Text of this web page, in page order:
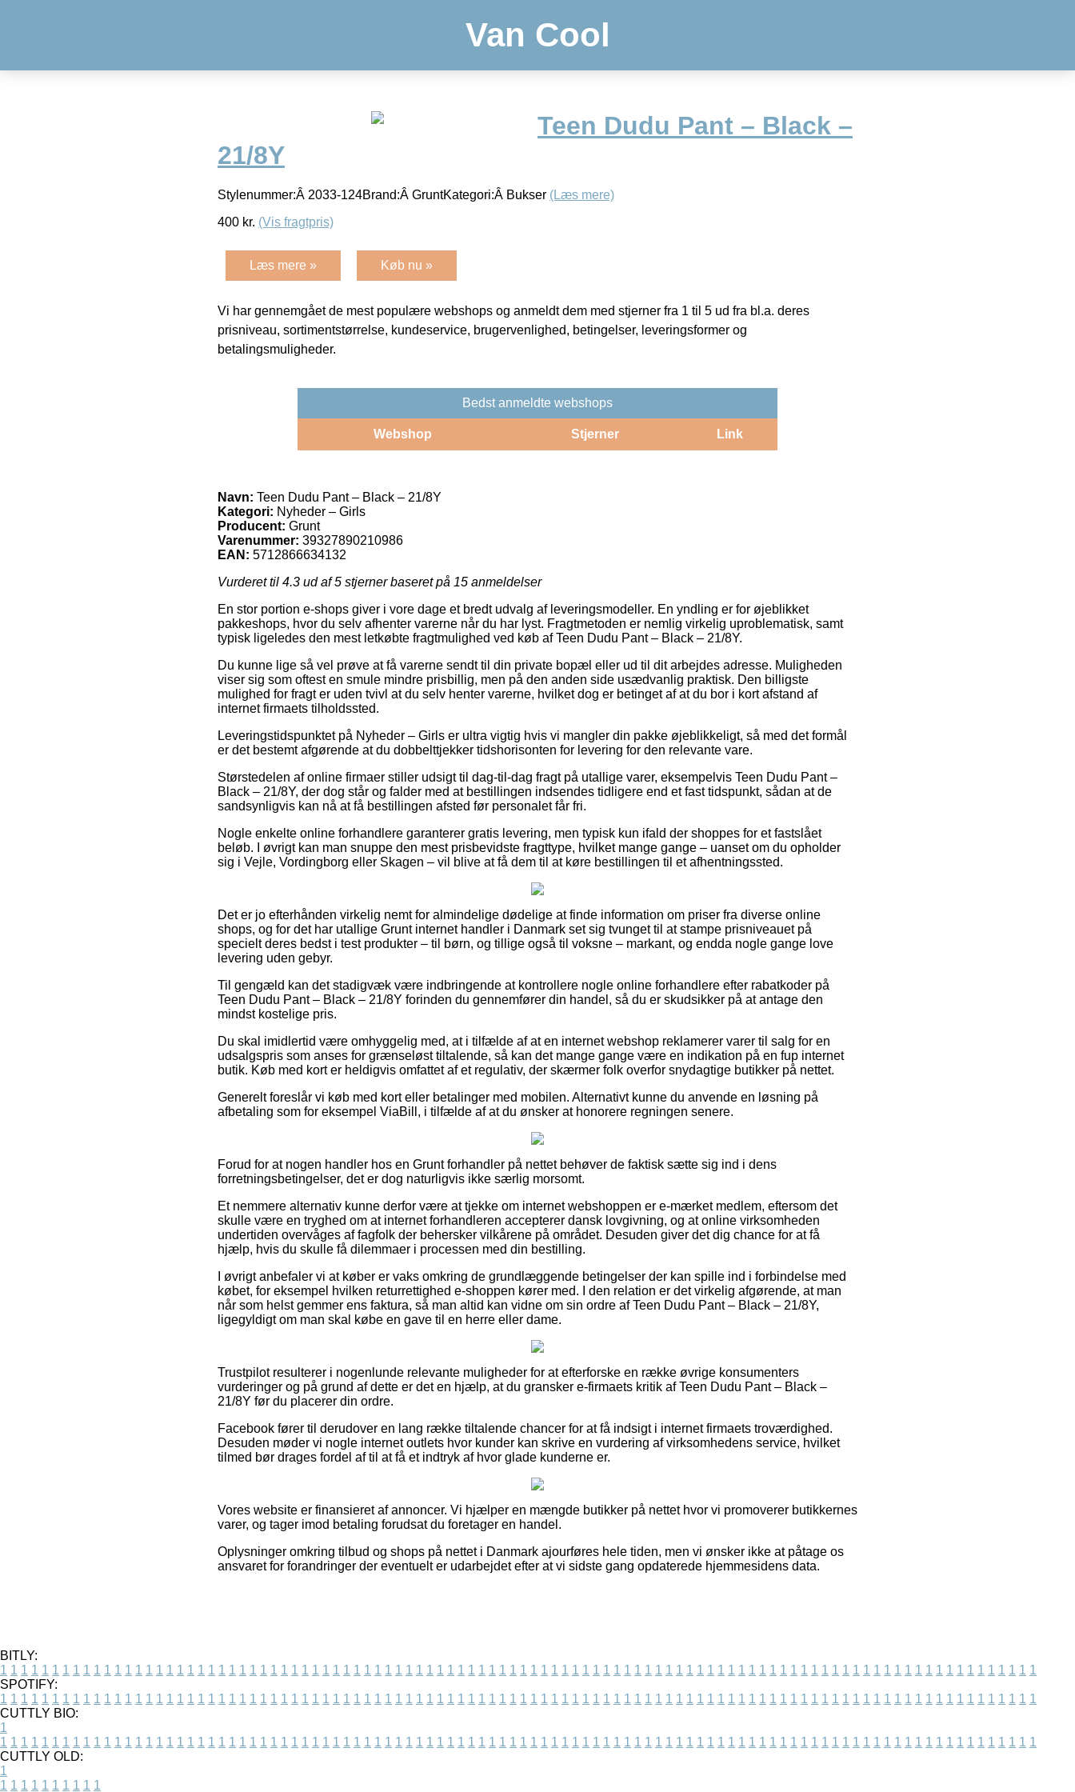
Van Cool
Teen Dudu Pant – Black –
21/8Y
Stylenummer:Â 2033-124Brand:Â GruntKategori:Â Bukser (Læs mere)
400 kr. (Vis fragtpris)
Læs mere » Køb nu »
Vi har gennemgået de mest populære webshops og anmeldt dem med stjerner fra 1 til 5 ud fra bl.a. deres
prisniveau, sortimentstørrelse, kundeservice, brugervenlighed, betingelser, leveringsformer og
betalingsmuligheder.
Bedst anmeldte webshops
Webshop Stjerner Link
Navn: Teen Dudu Pant – Black – 21/8Y
Kategori: Nyheder – Girls
Producent: Grunt
Varenummer: 39327890210986
EAN: 5712866634132
Vurderet til 4.3 ud af 5 stjerner baseret på 15 anmeldelser
En stor portion e-shops giver i vore dage et bredt udvalg af leveringsmodeller. En yndling er for øjeblikket
pakkeshops, hvor du selv afhenter varerne når du har lyst. Fragtmetoden er nemlig virkelig uproblematisk, samt
typisk ligeledes den mest letkøbte fragtmulighed ved køb af Teen Dudu Pant – Black – 21/8Y.
Du kunne lige så vel prøve at få varerne sendt til din private bopæl eller ud til dit arbejdes adresse. Muligheden
viser sig som oftest en smule mindre prisbillig, men på den anden side usædvanlig praktisk. Den billigste
mulighed for fragt er uden tvivl at du selv henter varerne, hvilket dog er betinget af at du bor i kort afstand af
internet firmaets tilholdssted.
Leveringstidspunktet på Nyheder – Girls er ultra vigtig hvis vi mangler din pakke øjeblikkeligt, så med det formål
er det bestemt afgørende at du dobbelttjekker tidshorisonten for levering for den relevante vare.
Størstedelen af online firmaer stiller udsigt til dag-til-dag fragt på utallige varer, eksempelvis Teen Dudu Pant –
Black – 21/8Y, der dog står og falder med at bestillingen indsendes tidligere end et fast tidspunkt, sådan at de
sandsynligvis kan nå at få bestillingen afsted før personalet får fri.
Nogle enkelte online forhandlere garanterer gratis levering, men typisk kun ifald der shoppes for et fastslået
beløb. I øvrigt kan man snuppe den mest prisbevidste fragttype, hvilket mange gange – uanset om du opholder
sig i Vejle, Vordingborg eller Skagen – vil blive at få dem til at køre bestillingen til et afhentningssted.
Det er jo efterhånden virkelig nemt for almindelige dødelige at finde information om priser fra diverse online
shops, og for det har utallige Grunt internet handler i Danmark set sig tvunget til at stampe prisniveauet på
specielt deres bedst i test produkter – til børn, og tillige også til voksne – markant, og endda nogle gange love
levering uden gebyr.
Til gengæld kan det stadigvæk være indbringende at kontrollere nogle online forhandlere efter rabatkoder på
Teen Dudu Pant – Black – 21/8Y forinden du gennemfører din handel, så du er skudsikker på at antage den
mindst kostelige pris.
Du skal imidlertid være omhyggelig med, at i tilfælde af at en internet webshop reklamerer varer til salg for en
udsalgspris som anses for grænseløst tiltalende, så kan det mange gange være en indikation på en fup internet
butik. Køb med kort er heldigvis omfattet af et regulativ, der skærmer folk overfor snydagtige butikker på nettet.
Generelt foreslår vi køb med kort eller betalinger med mobilen. Alternativt kunne du anvende en løsning på
afbetaling som for eksempel ViaBill, i tilfælde af at du ønsker at honorere regningen senere.
Forud for at nogen handler hos en Grunt forhandler på nettet behøver de faktisk sætte sig ind i dens
forretningsbetingelser, det er dog naturligvis ikke særlig morsomt.
Et nemmere alternativ kunne derfor være at tjekke om internet webshoppen er e-mærket medlem, eftersom det
skulle være en tryghed om at internet forhandleren accepterer dansk lovgivning, og at online virksomheden
undertiden overvåges af fagfolk der behersker vilkårene på området. Desuden giver det dig chance for at få
hjælp, hvis du skulle få dilemmaer i processen med din bestilling.
I øvrigt anbefaler vi at køber er vaks omkring de grundlæggende betingelser der kan spille ind i forbindelse med
købet, for eksempel hvilken returrettighed e-shoppen kører med. I den relation er det virkelig afgørende, at man
når som helst gemmer ens faktura, så man altid kan vidne om sin ordre af Teen Dudu Pant – Black – 21/8Y,
ligegyldigt om man skal købe en gave til en herre eller dame.
Trustpilot resulterer i nogenlunde relevante muligheder for at efterforske en række øvrige konsumenters
vurderinger og på grund af dette er det en hjælp, at du gransker e-firmaets kritik af Teen Dudu Pant – Black –
21/8Y før du placerer din ordre.
Facebook fører til derudover en lang række tiltalende chancer for at få indsigt i internet firmaets troværdighed.
Desuden møder vi nogle internet outlets hvor kunder kan skrive en vurdering af virksomhedens service, hvilket
tilmed bør drages fordel af til at få et indtryk af hvor glade kunderne er.
Vores website er finansieret af annoncer. Vi hjælper en mængde butikker på nettet hvor vi promoverer butikkernes
varer, og tager imod betaling forudsat du foretager en handel.
Oplysninger omkring tilbud og shops på nettet i Danmark ajourføres hele tiden, men vi ønsker ikke at påtage os
ansvaret for forandringer der eventuelt er udarbejdet efter at vi sidste gang opdaterede hjemmesidens data.
BITLY:
1 1 1 1 1 1 1 1 1 1 1 1 1 1 1 1 1 1 1 1 1 1 1 1 1 1 1 1 1 1 1 1 1 1 1 1 1 1 1 1 1 1 1 1 1 1 1 1 1 1 1 1 1 1 1 1 1 1 1 1 1 1 1 1 1 1 1 1 1 1 1 1 1 1 1 1 1 1 1 1 1 1 1 1 1 1 1 1 1 1 1 1 1 1 1 1 1 1 1 1
SPOTIFY:
1 1 1 1 1 1 1 1 1 1 1 1 1 1 1 1 1 1 1 1 1 1 1 1 1 1 1 1 1 1 1 1 1 1 1 1 1 1 1 1 1 1 1 1 1 1 1 1 1 1 1 1 1 1 1 1 1 1 1 1 1 1 1 1 1 1 1 1 1 1 1 1 1 1 1 1 1 1 1 1 1 1 1 1 1 1 1 1 1 1 1 1 1 1 1 1 1 1 1 1
CUTTLY BIO:
1
1 1 1 1 1 1 1 1 1 1 1 1 1 1 1 1 1 1 1 1 1 1 1 1 1 1 1 1 1 1 1 1 1 1 1 1 1 1 1 1 1 1 1 1 1 1 1 1 1 1 1 1 1 1 1 1 1 1 1 1 1 1 1 1 1 1 1 1 1 1 1 1 1 1 1 1 1 1 1 1 1 1 1 1 1 1 1 1 1 1 1 1 1 1 1 1 1 1 1 1
CUTTLY OLD:
1
1 1 1 1 1 1 1 1 1 1